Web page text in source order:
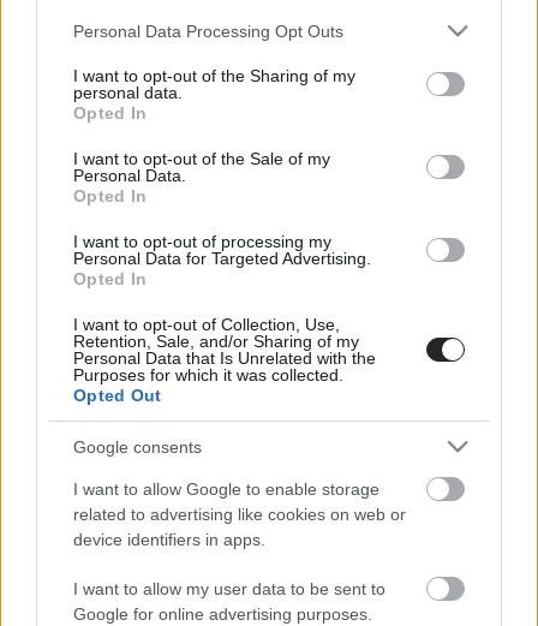
Please note that this website/app uses one or more Google
not limited to your visit or usage behaviour. You may click to
grant or deny consent to Google and its third-party tags to
use your data for below specified purposes in below Google
consent section.
Personal Data Processing Opt Outs
I want to opt-out of the Sharing of my
personal data.
Opted In
I want to opt-out of the Sale of my
Personal Data.
Opted In
I want to opt-out of processing my
Personal Data for Targeted Advertising.
Opted In
I want to opt-out of Collection, Use,
Retention, Sale, and/or Sharing of my
Personal Data that Is Unrelated with the
Purposes for which it was collected.
Opted Out
Google consents
I want to allow Google to enable storage
related to advertising like cookies on web or
device identifiers in apps.
I want to allow my user data to be sent to
Google for online advertising purposes.
Η σύνδεση του TELETHON με τον αθλητισμό αποτελεί διαχρονική
στοχευμένες δράσεις. Η περσινή πρώτη επαφή με την
καλαθοσφαίριση, μέσω της συνεργασίας με το ιστορικό σωματείο
με τον τοπικό αθλητισμό, θέτοντας τις βάσεις για δημιουργικές
συνεργασίες με θεσμικούς φορείς, σωματεία, αθλητές και
Η φετινή συνεργασία με την ΚΟΚ ενισχύει αυτή την πορεία,
φέρνοντας το TELETHON σε ένα άθλημα με έντονη κοινωνική
δυναμική και σημαντική ιστορική διαδρομή στην Κύπρο. Μέσα από
κοινές δράσεις, ο φιλανθρωπικός σκοπός ενδυναμώνεται και
δημιουργούνται νέες ευκαιρίες ενημέρωσης και κινητοποίησης της
κοινωνίας.
Η παρουσία αθλητών και παραγόντων στον Παγκύπριο Έρανο, η
ενημέρωσης και ηλεκτρονικής ενίσχυσης, αποδεικνύουν πώς ο
αθλητισμός μπορεί να γίνει φορέας προσφοράς και ελπίδας.
Παράλληλα, με πρωτοβουλία της ΚΟΚ, η Εθνική Ομάδα Ανδρών
ηλεκτρονικό έρανο του TELETHON
στέλνοντας ένα ηχηρό μήνυμα αλληλεγγύης και στήριξης.